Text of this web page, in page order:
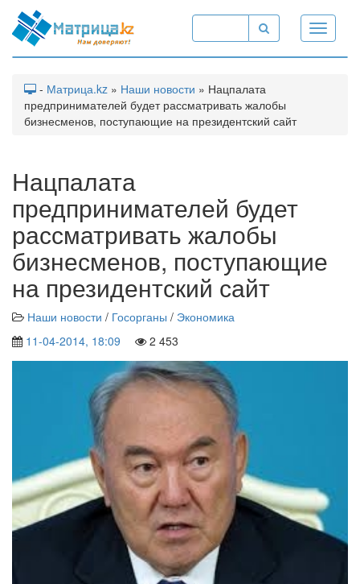
Toggle
- Матрица.kz » Наши новости » Нацпалата
предпринимателей будет рассматривать жалобы
бизнесменов, поступающие на президентский сайт
Нацпалата
предпринимателей будет
рассматривать жалобы
бизнесменов, поступающие
на президентский сайт
Наши новости / Госорганы / Экономика
11-04-2014, 18:09
2 453